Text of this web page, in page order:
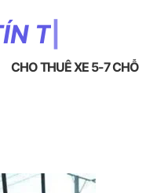
TẠ O
CHO THUÊ XE 5-7 CHỖ